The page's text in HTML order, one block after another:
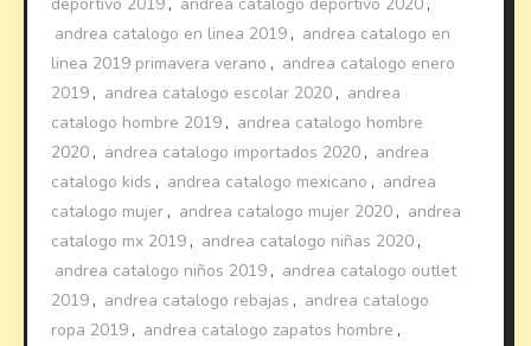
andrea catalogo en linea 2019 , andrea catalogo en
linea 2019 primavera verano , andrea catalogo enero
2019 , andrea catalogo escolar 2020 , andrea
catalogo hombre 2019 , andrea catalogo hombre
2020 , andrea catalogo importados 2020 , andrea
catalogo kids , andrea catalogo mexicano , andrea
catalogo mujer , andrea catalogo mujer 2020 , andrea
catalogo mx 2019 , andrea catalogo niñas 2020 ,
andrea catalogo niños 2019 , andrea catalogo outlet
2019 , andrea catalogo rebajas , andrea catalogo
ropa 2019 , andrea catalogo zapatos hombre ,